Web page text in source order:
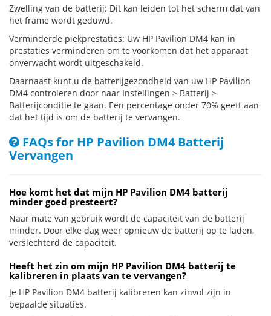
Zwelling van de batterij: Dit kan leiden tot het scherm dat van
het frame wordt geduwd.
Verminderde piekprestaties: Uw HP Pavilion DM4 kan in
prestaties verminderen om te voorkomen dat het apparaat
onverwacht wordt uitgeschakeld.
Daarnaast kunt u de batterijgezondheid van uw HP Pavilion
DM4 controleren door naar Instellingen > Batterij >
Batterijconditie te gaan. Een percentage onder 70% geeft aan
dat het tijd is om de batterij te vervangen.
FAQs for HP Pavilion DM4 Batterij
Vervangen
Hoe komt het dat mijn HP Pavilion DM4 batterij
minder goed presteert?
Naar mate van gebruik wordt de capaciteit van de batterij
minder. Door elke dag weer opnieuw de batterij op te laden,
verslechterd de capaciteit.
Heeft het zin om mijn HP Pavilion DM4 batterij te
kalibreren in plaats van te vervangen?
Je HP Pavilion DM4 batterij kalibreren kan zinvol zijn in
bepaalde situaties.